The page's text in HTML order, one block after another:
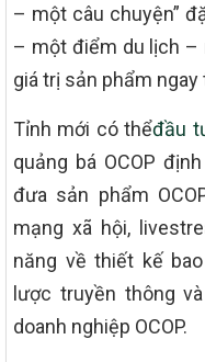
– một câu chuyện”
– một điểm du lịch –
giá trị sản phẩm
Tỉnh mới có thểđầu
quảng bá OCOP
đưa sản phẩm
mạng xã hội,
năng về thiết kế
lược truyền thông
doanh nghiệp OCOP.